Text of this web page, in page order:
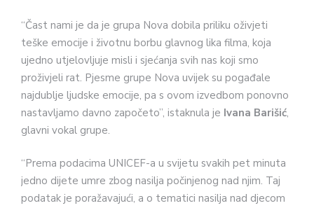
“Čast nami je da je grupa Nova dobila priliku oživjeti
teške emocije i životnu borbu glavnog lika filma, koja
ujedno utjelovljuje misli i sjećanja svih nas koji smo
proživjeli rat. Pjesme grupe Nova uvijek su pogađale
najdublje ljudske emocije, pa s ovom izvedbom ponovno
nastavljamo davno započeto”, istaknula je Ivana Barišić,
glavni vokal grupe.
“Prema podacima UNICEF-a u svijetu svakih pet minuta
jedno dijete umre zbog nasilja počinjenog nad njim. Taj
podatak je poražavajući, a o tematici nasilja nad djecom